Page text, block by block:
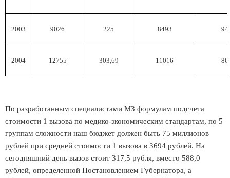
2003 9026 225 8493
2004 12755 303,69 11016
По разработанным специалистами МЗ формулам подсчета
стоимости 1 вызова по медико-экономическим стандартам, по 5
группам сложности наш бюджет должен быть 75 миллионов
рублей при средней стоимости 1 вызова в 3694 рублей. На
сегодняшний день вызов стоит 317,5 рубля, вместо 588,0
рублей, определенной Постановлением Губернатора, а